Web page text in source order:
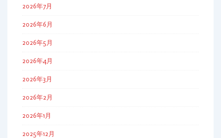
2026年7月
2026年6月
2026年5月
2026年4月
2026年3月
2026年2月
2026年1月
2025年12月